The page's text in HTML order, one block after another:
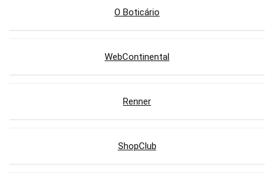
O Boticário
WebContinental
Renner
ShopClub